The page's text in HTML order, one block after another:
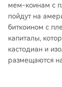
мем-коинам с
пойдут на
биткоином с
капиталы,
кастодиан и
размещаются